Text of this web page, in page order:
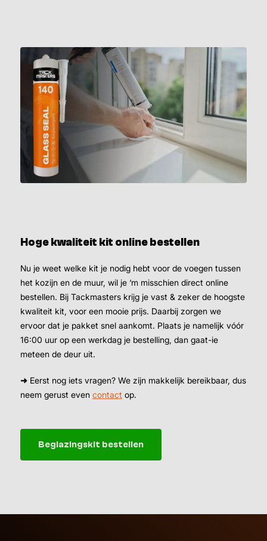
Hoge kwaliteit kit online bestellen
Nu je weet welke kit je nodig hebt voor de voegen tussen
het kozijn en de muur, wil je ‘m misschien direct online
bestellen. Bij Tackmasters krijg je vast & zeker de hoogste
kwaliteit kit, voor een mooie prijs. Daarbij zorgen we
ervoor dat je pakket snel aankomt. Plaats je namelijk vóór
16:00 uur op een werkdag je bestelling, dan gaat-ie
meteen de deur uit.
➜ Eerst nog iets vragen? We zijn makkelijk bereikbaar, dus
neem gerust even contact op.
Beglazingskit bestellen